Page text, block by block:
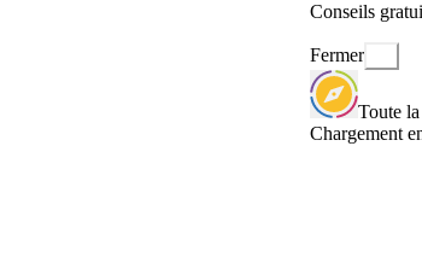
Conseils
Fermer
Toute
Chargement